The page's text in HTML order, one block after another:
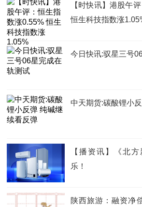
【时快讯】港股午
恒生科技指数涨
今日快讯:驭星三号
中天期货:碳酸锂小
【播资讯】《北
乐！
陕西旅游：融资净